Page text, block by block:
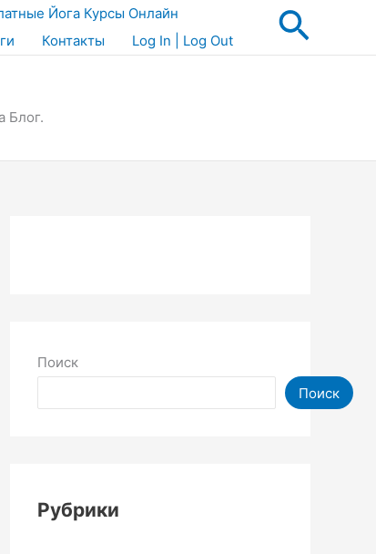
Йога Курсы Онлайн
Контакты Log In | Log Out
Блог.
Поиск
Поиск
Рубрики